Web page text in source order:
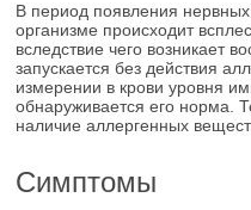
В период появления
организме происходит
вследствие чего возникает
запускается без действия
измерении в крови уровня
обнаруживается его норма.
наличие аллергенных
Симптомы